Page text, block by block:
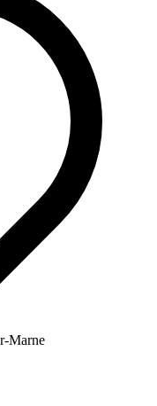
Marne